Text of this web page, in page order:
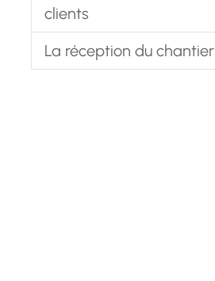
clients
La réception du chantier